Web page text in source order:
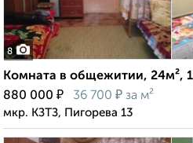
8
Комната в общежитии, 24м²,
880 000 ₽ 36 700 ₽ за м²
мкр. КЗТЗ, Пигорева 13